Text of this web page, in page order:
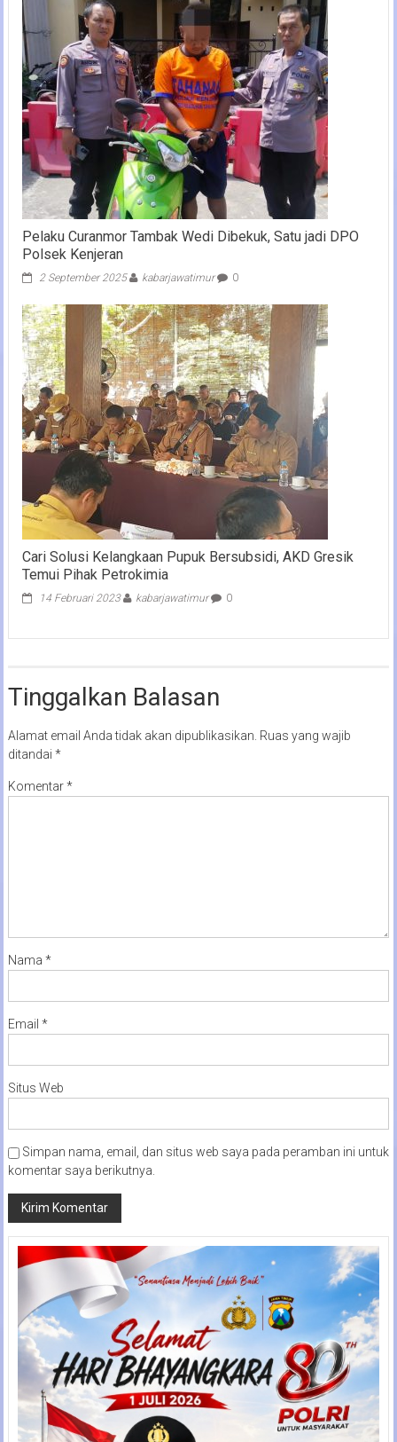
Pelaku Curanmor Tambak Wedi Dibekuk, Satu jadi DPO
Polsek Kenjeran
2 September 2025 kabarjawatimur 0
Cari Solusi Kelangkaan Pupuk Bersubsidi, AKD Gresik
Temui Pihak Petrokimia
14 Februari 2023 kabarjawatimur 0
Tinggalkan Balasan
Alamat email Anda tidak akan dipublikasikan. Ruas yang wajib
ditandai *
Komentar*
Nama *
Email *
Situs Web
Simpan nama, email, dan situs web saya pada peramban ini untuk
komentar saya berikutnya.